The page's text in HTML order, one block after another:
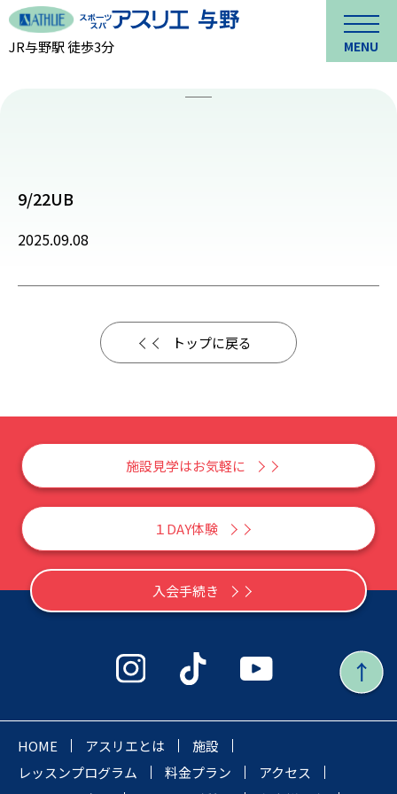
JR与野駅 徒歩3分 MENU
9/22UB
2025.09.08
トップに戻る
施設見学はお気軽に
１DAY体験
入会手続き
HOME アスリエとは
施設
レッスンプログラム
料金プラン
アクセス